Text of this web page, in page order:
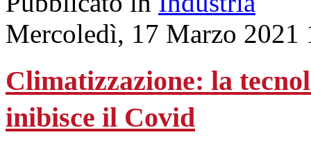
Mercoledì, 17 Marzo 2021
Climatizzazione: la
inibisce il Covid